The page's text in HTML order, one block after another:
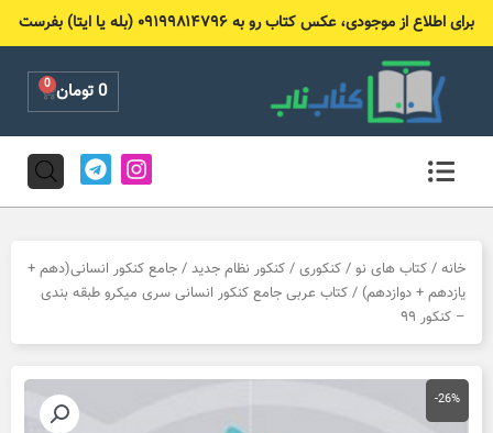
برای اطلاع از موجودی، عکس کتاب رو به ۰۹۱۹۹۸۱۴۷۹۶ (بله یا ایتا) بفرست
0تومان 0
Cart
I
n
s
g
r
m
T
e
l
r
a
خانه / کتاب های نو / کنکوری / کنکور نظام جدید / جامع کنکور انسانی(دهم +
یازدهم + دوازدهم) / کتاب عربی جامع کنکور انسانی سری میکرو طبقه بندی
– کنکور ۹۹
-26%